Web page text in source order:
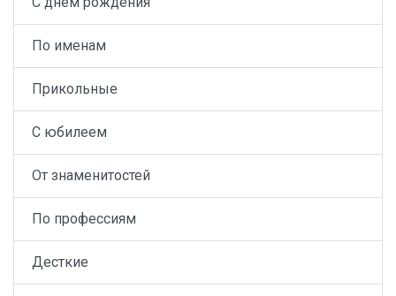
По именам
Прикольные
С юбилеем
От знаменитостей
По профессиям
Десткие